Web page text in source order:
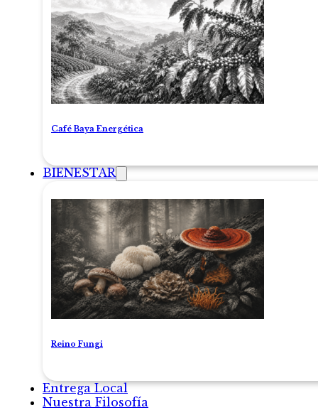
Café Baya Energética
BIENESTAR
Reino Fungi
Entrega Local
Nuestra Filosofía